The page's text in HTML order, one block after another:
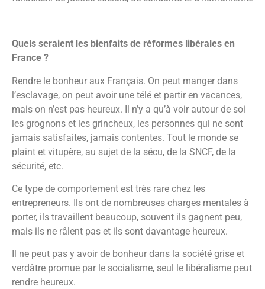
Quels seraient les bienfaits de réformes libérales en
France ?
Rendre le bonheur aux Français. On peut manger dans
l’esclavage, on peut avoir une télé et partir en vacances,
mais on n’est pas heureux. Il n’y a qu’à voir autour de soi
les grognons et les grincheux, les personnes qui ne sont
jamais satisfaites, jamais contentes. Tout le monde se
plaint et vitupère, au sujet de la sécu, de la SNCF, de la
sécurité, etc.
Ce type de comportement est très rare chez les
entrepreneurs. Ils ont de nombreuses charges mentales à
porter, ils travaillent beaucoup, souvent ils gagnent peu,
mais ils ne râlent pas et ils sont davantage heureux.
Il ne peut pas y avoir de bonheur dans la société grise et
verdâtre promue par le socialisme, seul le libéralisme peut
rendre heureux.